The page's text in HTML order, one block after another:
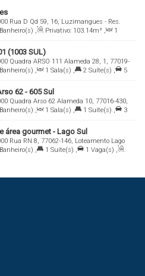
Rua D Qd 59, 16, Luzimangues - Res.
Setor Central, Porto Nacional, Tocantins,
Banheiro(s) , Privativo: 103.14m² ,
1
2 Vaga(s) , Útil: 263.45m²
(1003 SUL)
Quadra ARSO 111 Alameda 28, 1, 77019-
Tocantins, Brasil
Banheiro(s) , 1 Sala(s) , 2 Suíte(s) ,
5
, Terreno: 360.00m²
62 - 605 Sul
Quadra Arso 62 Alameda 10, 77016-430,
Tocantins, Brasil
Banheiro(s) , 1 Sala(s) , 1 Suíte(s) ,
3
, Terreno: 156.00m²
área gourmet - Lago Sul
Rua RN 8, 77062-146, Loteamento Lago
Tocantins, Brasil
Banheiro(s) , 1 Suíte(s) , 1 Vaga(s) ,